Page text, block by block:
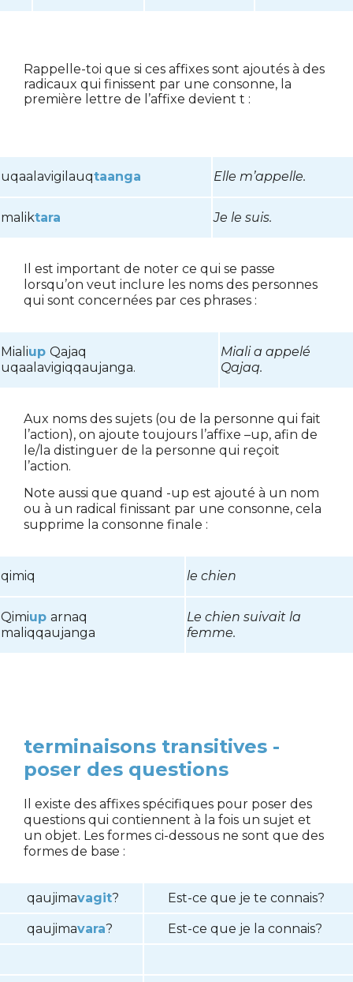
Rappelle-toi que si ces affixes sont ajoutés à des
radicaux qui finissent par une consonne, la
première lettre de l’affixe devient t :
uqaalavigilauqtaanga Elle m’appelle.
maliktara Je le suis.
Il est important de noter ce qui se passe
lorsqu’on veut inclure les noms des personnes
qui sont concernées par ces phrases :
Mialiup Qajaq
uqaalavigiqqaujanga.
Miali a appelé
Qajaq.
Aux noms des sujets (ou de la personne qui fait
l’action), on ajoute toujours l’affixe –up, afin de
le/la distinguer de la personne qui reçoit
l’action.
Note aussi que quand -up est ajouté à un nom
ou à un radical finissant par une consonne, cela
supprime la consonne finale :
qimiq le chien
Qimiup arnaq
maliqqaujanga
Le chien suivait la
femme.
terminaisons transitives -
poser des questions
Il existe des affixes spécifiques pour poser des
questions qui contiennent à la fois un sujet et
un objet. Les formes ci-dessous ne sont que des
formes de base :
qaujimavagit? Est-ce que je te connais?
qaujimavara? Est-ce que je la connais?